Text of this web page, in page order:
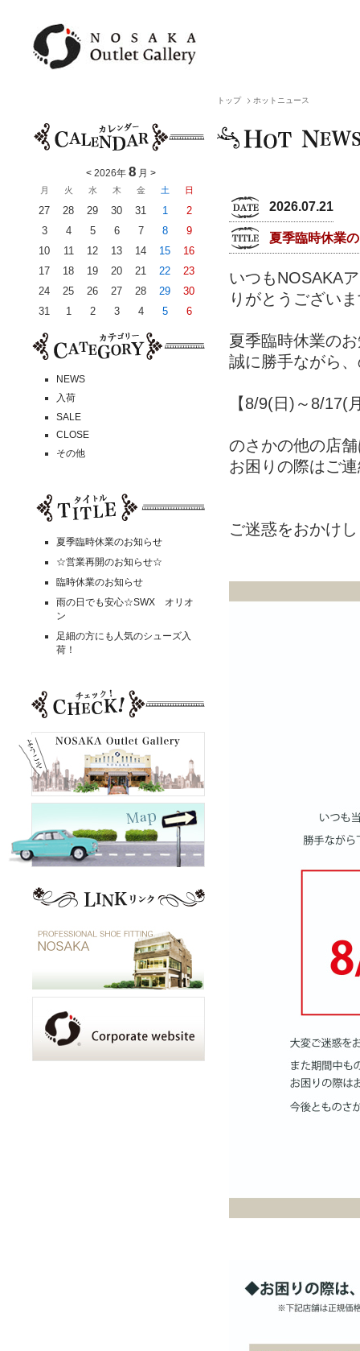
トップ ホットニュース
2026.07.21
夏季臨時休業
いつもNOSAKA
りがとうござい
夏季臨時休業の
誠に勝手ながら
【8/9(日)～8/17(
のさかの他の店
お困りの際はご
ご迷惑をおかけ
<2026年 8月 >
月 火 水 木 金 土 日
27 28 29 30 31 1
2
3
4 5 6 7 8
9
10
11 12 13 14 15
16
17
18 19 20 21 22
23
24
25 26 27 28 29
30
31
1 2 3 4 5 6
NEWS
入荷
SALE
CLOSE
その他
夏季臨時休業のお知らせ
☆営業再開のお知らせ☆
臨時休業のお知らせ
雨の日でも安心☆SWX オリオ
ン
足細の方にも人気のシューズ入
荷！